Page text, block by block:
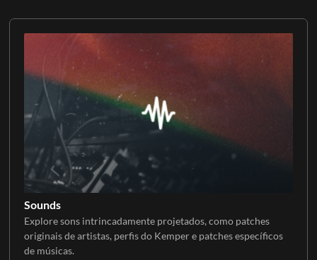
Sounds
Explore sons intrincadamente projetados, como patches
originais de artistas, perfis do Kemper e patches específicos
de músicas.